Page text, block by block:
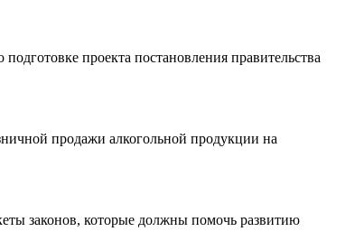
проекта постановления правительства
продажи алкогольной продукции на
законов, которые должны помочь развитию